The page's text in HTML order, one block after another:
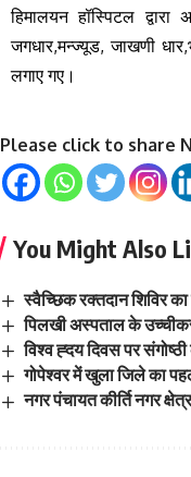
हिमालयन हॉस्पिटल
जगधार,मन्ज्यूड, जाखणी
लगाए गए।
Please click to share
You Might Also
स्वैच्छिक रक्तदान शिविर
पिलखी अस्पताल के
विश्व ह्दय दिवस पर
गोपेश्वर में खुला जिले का
नगर पंचायत कीर्ति नगर